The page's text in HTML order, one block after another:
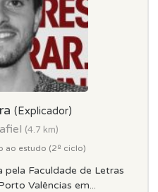
(Explicador)
(4.7 km)
ao estudo (2º ciclo)
Faculdade de Letras
Valências em...